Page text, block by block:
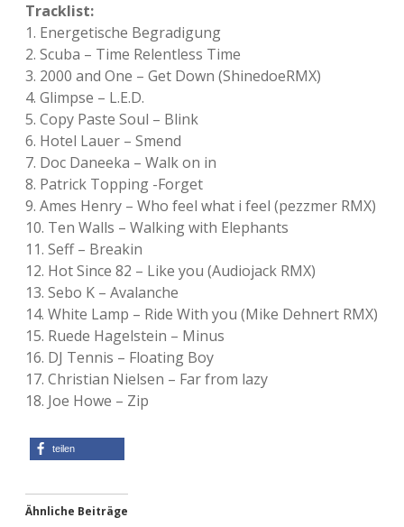
Adventskalender 2019
Adventskalender 2020
Adventskalender 2021
Adventskalender 2022
Adventskalender 2023
Adventskalender 2024
Tracklist:
1. Energetische Begradigung
2. Scuba – Time Relentless Time
3. 2000 and One – Get Down (ShinedoeRMX)
4. Glimpse – L.E.D.
5. Copy Paste Soul – Blink
6. Hotel Lauer – Smend
7. Doc Daneeka – Walk on in
8. Patrick Topping -Forget
9. Ames Henry – Who feel what i feel (pezzmer RMX)
10. Ten Walls – Walking with Elephants
11. Seff – Breakin
12. Hot Since 82 – Like you (Audiojack RMX)
13. Sebo K – Avalanche
14. White Lamp – Ride With you (Mike Dehnert RMX)
15. Ruede Hagelstein – Minus
16. DJ Tennis – Floating Boy
17. Christian Nielsen – Far from lazy
18. Joe Howe – Zip
teilen
Ähnliche Beiträge